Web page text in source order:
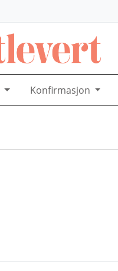
Konfirmasjon